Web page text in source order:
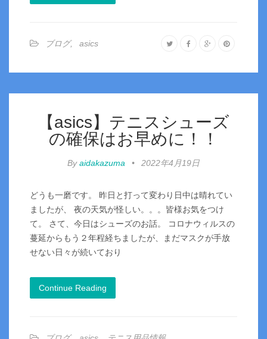
ブログ, asics
【asics】テニスシューズ
の確保はお早めに！！
Byaidakazuma • 2022年4月19日
どうも一磨です。 昨日と打って変わり日中は晴れてい
ましたが、 夜の天気が怪しい。。。皆様お気をつけ
て。 さて、今日はシューズのお話。 コロナウィルスの
蔓延からもう２年程経ちましたが、まだマスクが手放
せない日々が続いており
Continue Reading